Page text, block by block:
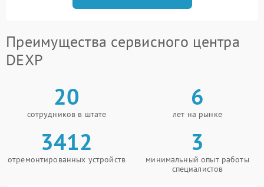
Преимущества сервисного центра
DEXP
20
сотрудников в штате
6
лет на рынке
3412
отремонтированных устройств
3
минимальный опыт работы
специалистов